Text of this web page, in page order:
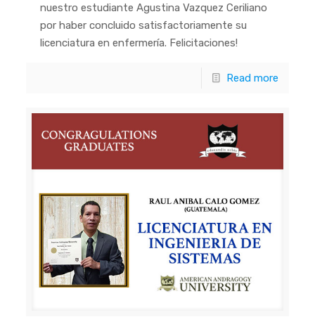
nuestro estudiante Agustina Vazquez Ceriliano
por haber concluido satisfactoriamente su
licenciatura en enfermería. Felicitaciones!
Read more